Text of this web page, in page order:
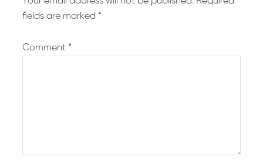
fields are marked *
Comment *